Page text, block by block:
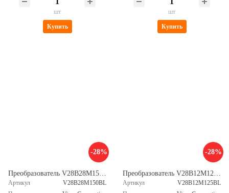
шт
Купить
шт
Купить
-28%
Артикул
V28B28M150BL
-28%
Артикул
V28B12M125BL